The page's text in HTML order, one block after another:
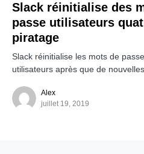
Slack réinitialise des
passe utilisateurs
piratage
Slack réinitialise les mots de
utilisateurs après que de
Alex
juillet 19, 2019